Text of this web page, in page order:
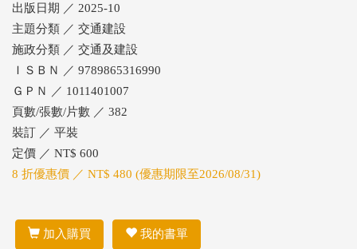
出版日期 ／ 2025-10
主題分類 ／ 交通建設
施政分類 ／ 交通及建設
ＩＳＢＮ ／ 9789865316990
ＧＰＮ ／ 1011401007
頁數/張數/片數 ／ 382
裝訂 ／ 平裝
定價 ／ NT$ 600
8 折優惠價 ／ NT$ 480 (優惠期限至2026/08/31)
加入購買 我的書單